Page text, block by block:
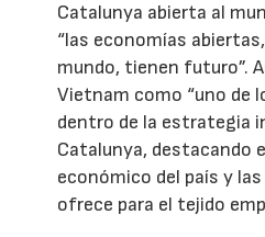
Catalunya abierta al
“las economías
mundo, tienen futuro”.
Vietnam como “uno de
dentro de la estrategia
Catalunya, destacando
económico del país y
ofrece para el tejido